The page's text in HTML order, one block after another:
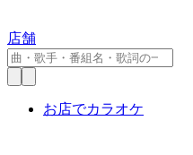
店舗
お店でカラオケ